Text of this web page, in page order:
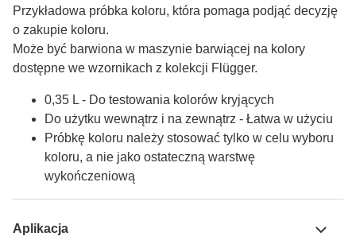
Przykładowa próbka koloru, która pomaga podjąć decyzję
o zakupie koloru.
Może być barwiona w maszynie barwiącej na kolory
dostępne we wzornikach z kolekcji Flügger.
0,35 L - Do testowania kolorów kryjących
Do użytku wewnątrz i na zewnątrz - Łatwa w użyciu
Próbkę koloru należy stosować tylko w celu wyboru
koloru, a nie jako ostateczną warstwę
wykończeniową
Aplikacja